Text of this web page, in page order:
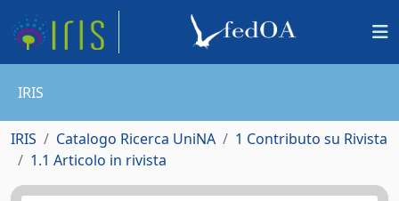
IRIS
IRIS Catalogo Ricerca UniNA
1 Contributo su Rivista
1.1 Articolo in rivista